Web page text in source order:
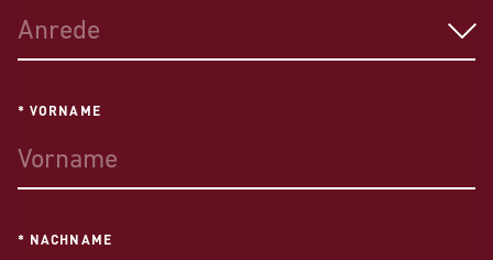
Anrede
* VORNAME
* NACHNAME